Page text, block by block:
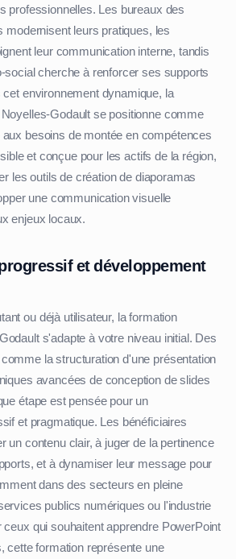
professionnelles. Les bureaux des
leurs pratiques, les
leur communication interne, tandis
social cherche à renforcer ses supports
environnement dynamique, la
Godault se positionne comme
besoins de montée en compétences
et conçue pour les actifs de la région,
les outils de création de diaporamas
une communication visuelle
enjeux locaux.
et développement
ou déjà utilisateur, la formation
s'adapte à votre niveau initial. Des
la structuration d'une présentation
avancées de conception de slides
étape est pensée pour un
et pragmatique. Les bénéficiaires
un contenu clair, à juger de la pertinence
et à dynamiser leur message pour
dans des secteurs en pleine
publics numériques ou l'industrie
qui souhaitent apprendre PowerPoint
cette formation représente une